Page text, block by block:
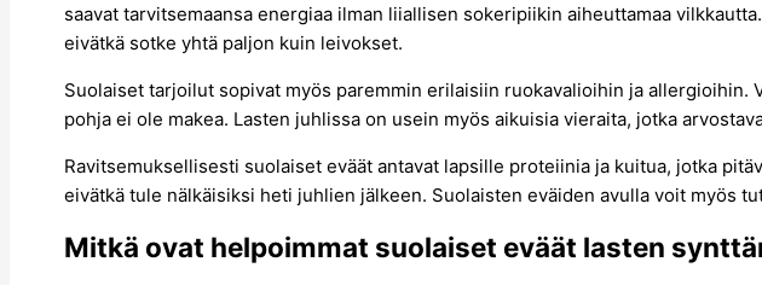
saavat tarvitsemaansa energiaa ilman liiallisen sokeripiikin aiheuttamaa
eivätkä sotke yhtä paljon kuin leivokset.
Suolaiset tarjoilut sopivat myös paremmin erilaisiin ruokavalioihin ja
pohja ei ole makea. Lasten juhlissa on usein myös aikuisia vieraita, jotka
Ravitsemuksellisesti suolaiset eväät antavat lapsille proteiinia ja kuitua, jotka
eivätkä tule nälkäisiksi heti juhlien jälkeen. Suolaisten eväiden avulla voit myös
Mitkä ovat helpoimmat suolaiset eväät lasten